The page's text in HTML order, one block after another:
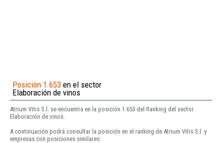
Posición 1.653 en el sector
Elaboración de vinos
Atrium Vitis S.l. se encuentra en la posición 1.653 del Ranking del sector
Elaboración de vinos.
A continuación podrá consultar la posición en el ranking de Atrium Vitis S.l. y
empresas con posiciones similares: